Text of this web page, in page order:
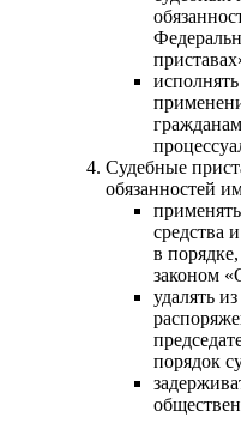
Судебные
обязанностей
средства
в
законом
удалять
порядок